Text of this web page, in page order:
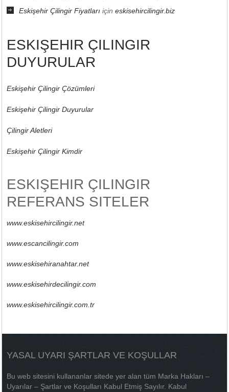
Eskişehir Çilingir Fiyatları içineskisehircilingir.biz
ESKIŞEHIR ÇILINGIR
DUYURULAR
Eskişehir Çilingir Çözümleri
Eskişehir Çilingir Duyurular
Çilingir Aletleri
Eskişehir Çilingir Kimdir
ESKIŞEHIR ÇILINGIR
REFERANS SITELER
www.eskisehircilingir.net
www.escancilingir.com
www.eskisehiranahtar.net
www.eskisehirdecilingir.com
www.eskisehircilingir.com.tr
YASAL UYARI ŞARTLAR VE KOŞULLAR
Bu web sitesini kullananlar sitede yer alan tüm Marka Hakları –
Uyarılar – Şartlar ve Koşulları Kabul Etmiş Sayılır. Kabul